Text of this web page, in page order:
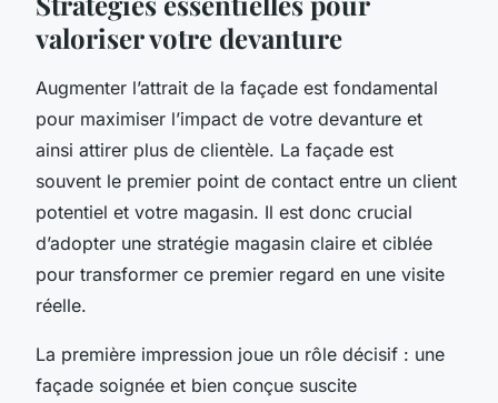
valoriser votre devanture
Augmenter l’attrait de la façade est fondamental
pour maximiser l’impact de votre devanture et
ainsi attirer plus de clientèle. La façade est
souvent le premier point de contact entre un client
potentiel et votre magasin. Il est donc crucial
d’adopter une stratégie magasin claire et ciblée
pour transformer ce premier regard en une visite
réelle.
La première impression joue un rôle décisif : une
façade soignée et bien conçue suscite